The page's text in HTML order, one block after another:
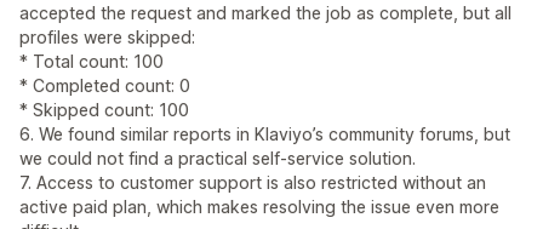
accepted the request and marked the job as complete, but all
profiles were skipped:
* Total count: 100
* Completed count: 0
* Skipped count: 100
6. We found similar reports in Klaviyo’s community forums, but
we could not find a practical self-service solution.
7. Access to customer support is also restricted without an
active paid plan, which makes resolving the issue even more